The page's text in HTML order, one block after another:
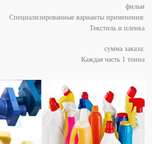
фильм
Специализированные варианты применения:
Текстиль и пленка
сумма заказа:
Каждая часть 1 тонна